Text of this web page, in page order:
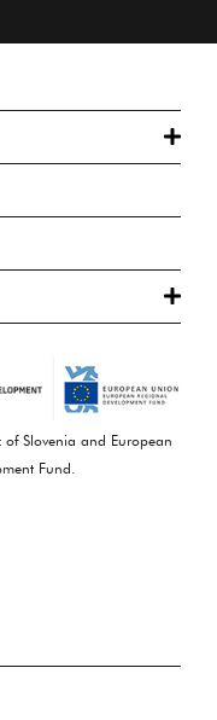
of Slovenia and European
Fund.